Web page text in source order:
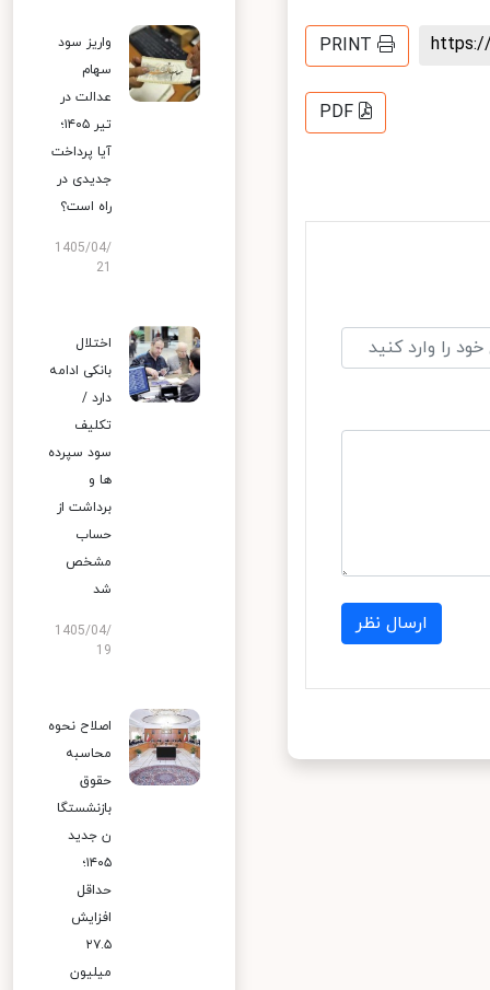
PRINT
PDF
ارسال نظر
واریز سود
سهام
عدالت در
تیر ۱۴۰۵؛
آیا پرداخت
جدیدی در
راه است؟
1405/04/
اختلال
بانکی ادامه
دارد /
تکلیف
سود سپرده
ها و
برداشت از
حساب
مشخص
شد
1405/04/
19
اصلاح نحوه
محاسبه
حقوق
بازنشستگا
ن جدید
۱۴۰۵؛
حداقل
افزایش
۲۷.۵
میلیون